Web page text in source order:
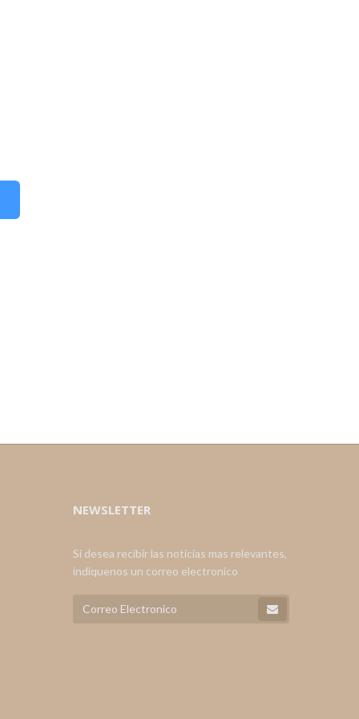
NEWSLETTER
Si desea recibir las noticias mas relevantes,
indiquenos un correo electronico